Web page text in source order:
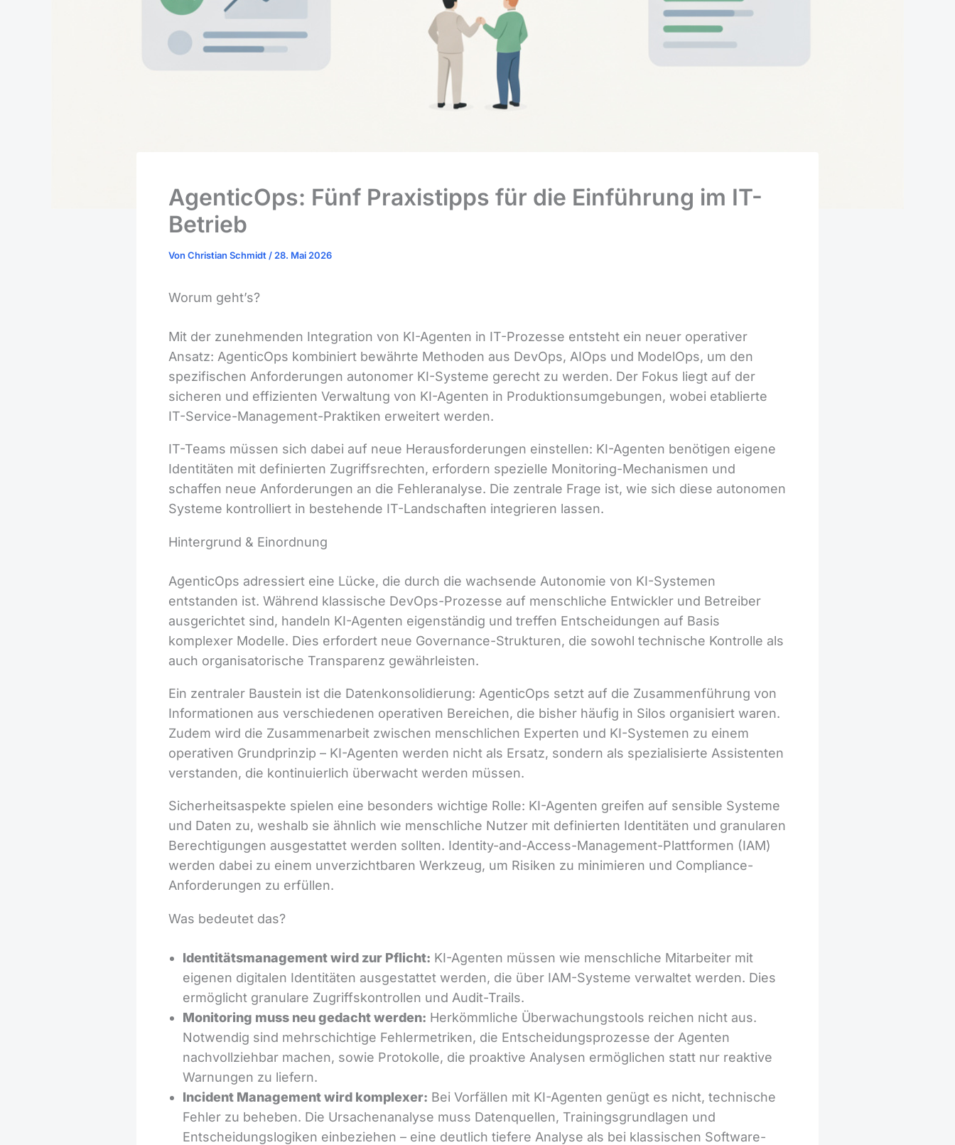
AgenticOps: Fünf Praxistipps für die Einführung im IT-
Betrieb
Von Christian Schmidt / 28. Mai 2026
Worum geht’s?
Mit der zunehmenden Integration von KI-Agenten in IT-Prozesse entsteht ein neuer operativer
Ansatz: AgenticOps kombiniert bewährte Methoden aus DevOps, AIOps und ModelOps, um den
spezifischen Anforderungen autonomer KI-Systeme gerecht zu werden. Der Fokus liegt auf der
sicheren und effizienten Verwaltung von KI-Agenten in Produktionsumgebungen, wobei etablierte
IT-Service-Management-Praktiken erweitert werden.
IT-Teams müssen sich dabei auf neue Herausforderungen einstellen: KI-Agenten benötigen eigene
Identitäten mit definierten Zugriffsrechten, erfordern spezielle Monitoring-Mechanismen und
schaffen neue Anforderungen an die Fehleranalyse. Die zentrale Frage ist, wie sich diese autonomen
Systeme kontrolliert in bestehende IT-Landschaften integrieren lassen.
Hintergrund & Einordnung
AgenticOps adressiert eine Lücke, die durch die wachsende Autonomie von KI-Systemen
entstanden ist. Während klassische DevOps-Prozesse auf menschliche Entwickler und Betreiber
ausgerichtet sind, handeln KI-Agenten eigenständig und treffen Entscheidungen auf Basis
komplexer Modelle. Dies erfordert neue Governance-Strukturen, die sowohl technische Kontrolle als
auch organisatorische Transparenz gewährleisten.
Ein zentraler Baustein ist die Datenkonsolidierung: AgenticOps setzt auf die Zusammenführung von
Informationen aus verschiedenen operativen Bereichen, die bisher häufig in Silos organisiert waren.
Zudem wird die Zusammenarbeit zwischen menschlichen Experten und KI-Systemen zu einem
operativen Grundprinzip – KI-Agenten werden nicht als Ersatz, sondern als spezialisierte Assistenten
verstanden, die kontinuierlich überwacht werden müssen.
Sicherheitsaspekte spielen eine besonders wichtige Rolle: KI-Agenten greifen auf sensible Systeme
und Daten zu, weshalb sie ähnlich wie menschliche Nutzer mit definierten Identitäten und granularen
Berechtigungen ausgestattet werden sollten. Identity-and-Access-Management-Plattformen (IAM)
werden dabei zu einem unverzichtbaren Werkzeug, um Risiken zu minimieren und Compliance-
Anforderungen zu erfüllen.
Was bedeutet das?
Identitätsmanagement wird zur Pflicht: KI-Agenten müssen wie menschliche Mitarbeiter mit
eigenen digitalen Identitäten ausgestattet werden, die über IAM-Systeme verwaltet werden. Dies
ermöglicht granulare Zugriffskontrollen und Audit-Trails.
Monitoring muss neu gedacht werden: Herkömmliche Überwachungstools reichen nicht aus.
Notwendig sind mehrschichtige Fehlermetriken, die Entscheidungsprozesse der Agenten
nachvollziehbar machen, sowie Protokolle, die proaktive Analysen ermöglichen statt nur reaktive
Warnungen zu liefern.
Incident Management wird komplexer: Bei Vorfällen mit KI-Agenten genügt es nicht, technische
Fehler zu beheben. Die Ursachenanalyse muss Datenquellen, Trainingsgrundlagen und
Entscheidungslogiken einbeziehen – eine deutlich tiefere Analyse als bei klassischen Software-